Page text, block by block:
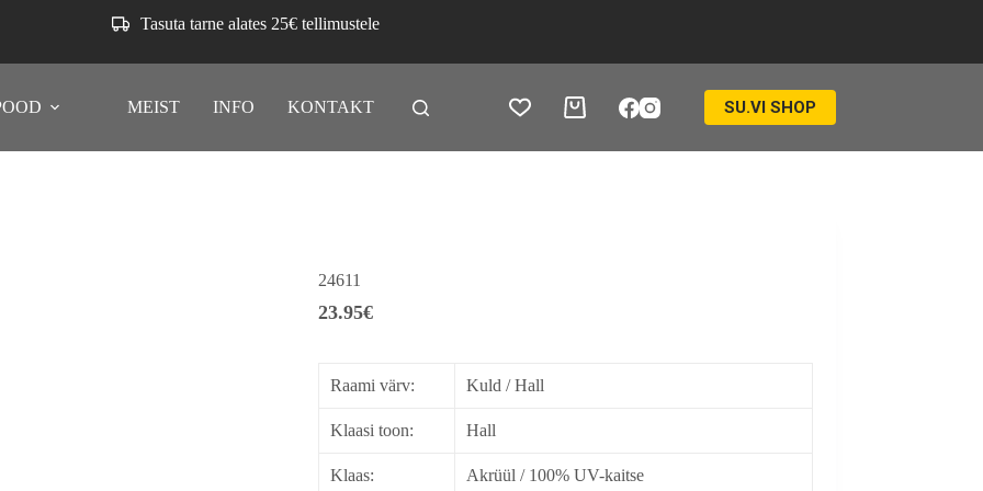
Tasuta tarne alates 25€ tellimustele
MEIST INFO KONTAKT Ostukorv SU.VI SHOP
24611
23.95€
Raami värv: Kuld / Hall
Klaasi toon: Hall
Klaas: Akrüül / 100% UV-kaitse